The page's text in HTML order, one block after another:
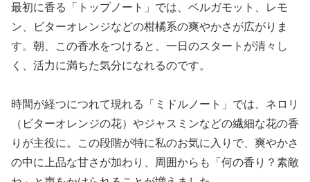
最初に香る「トップノート」では、ベルガモット、レモ
ン、ビターオレンジなどの柑橘系の爽やかさが広がりま
す。朝、この香水をつけると、一日のスタートが清々し
く、活力に満ちた気分になれるのです。
時間が経つにつれて現れる「ミドルノート」では、ネロリ
（ビターオレンジの花）やジャスミンなどの繊細な花の香
りが主役に。この段階が特に私のお気に入りで、爽やかさ
の中に上品な甘さが加わり、周囲からも「何の香り？素敵